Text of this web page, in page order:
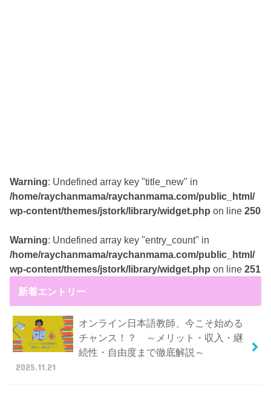
Warning: Undefined array key "title_new" in
/home/raychanmama/raychanmama.com/public_html/
wp-content/themes/jstork/library/widget.php on line250
Warning: Undefined array key "entry_count" in
/home/raychanmama/raychanmama.com/public_html/
wp-content/themes/jstork/library/widget.php on line251
新着エントリー
オンライン日本語教師、今こそ始める
チャンス！？ ～メリット・収入・継
続性・自由度まで徹底解説～
2025.11.21